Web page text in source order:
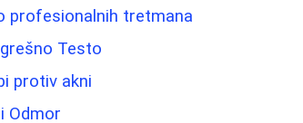
profesionalnih tretmana
Testo
protiv akni
Odmor